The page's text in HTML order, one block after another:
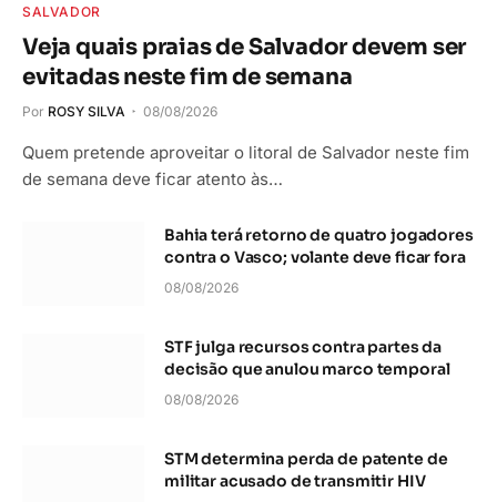
SALVADOR
Veja quais praias de Salvador devem ser
evitadas neste fim de semana
Por ROSY SILVA 08/08/2026
Quem pretende aproveitar o litoral de Salvador neste fim
de semana deve ficar atento às…
Bahia terá retorno de quatro jogadores
contra o Vasco; volante deve ficar fora
08/08/2026
STF julga recursos contra partes da
decisão que anulou marco temporal
08/08/2026
STM determina perda de patente de
militar acusado de transmitir HIV